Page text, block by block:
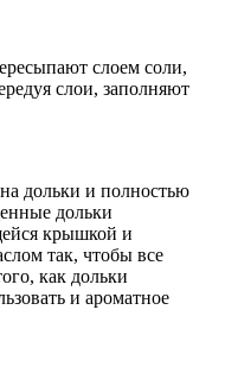
слоем соли,
слои, заполняют
дольки и полностью
дольки
крышкой и
так, чтобы все
как дольки
и ароматное